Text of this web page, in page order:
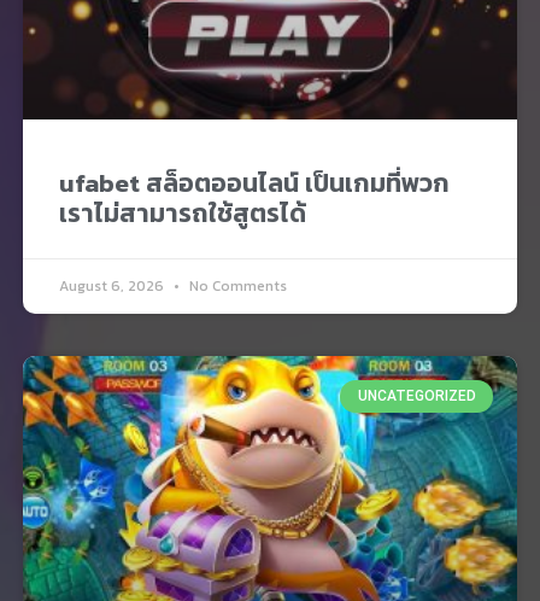
ufabet สล็อตออนไลน์ เป็นเกมที่พวก
เราไม่สามารถใช้สูตรได้
August 6, 2026 No Comments
UNCATEGORIZED